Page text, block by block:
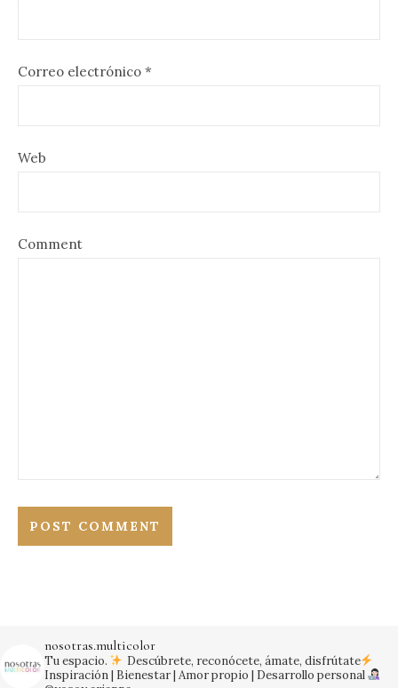
Correo electrónico *
Web
Comment
nosotras.multicolor
Tu espacio.
Descúbrete, reconócete, ámate, disfrútate
Inspiración | Bienestar | Amor propio | Desarrollo personal